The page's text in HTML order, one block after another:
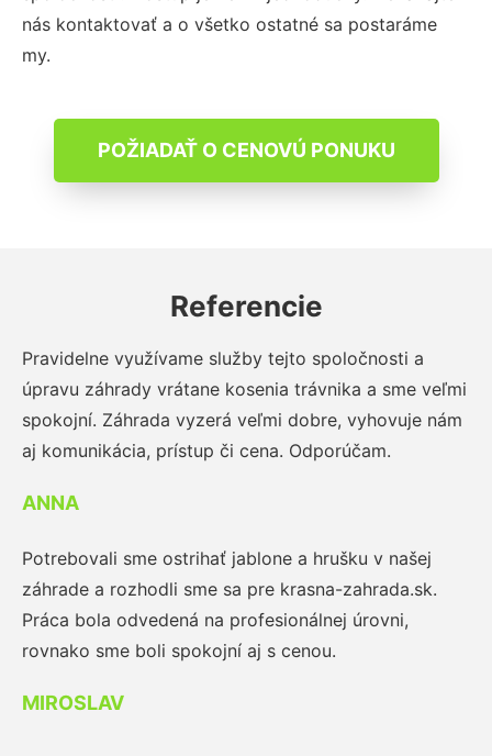
nás kontaktovať a o všetko ostatné sa postaráme
my.
POŽIADAŤ O CENOVÚ PONUKU
Referencie
Pravidelne využívame služby tejto spoločnosti a
úpravu záhrady vrátane kosenia trávnika a sme veľmi
spokojní. Záhrada vyzerá veľmi dobre, vyhovuje nám
aj komunikácia, prístup či cena. Odporúčam.
ANNA
Potrebovali sme ostrihať jablone a hrušku v našej
záhrade a rozhodli sme sa pre krasna-zahrada.sk.
Práca bola odvedená na profesionálnej úrovni,
rovnako sme boli spokojní aj s cenou.
MIROSLAV